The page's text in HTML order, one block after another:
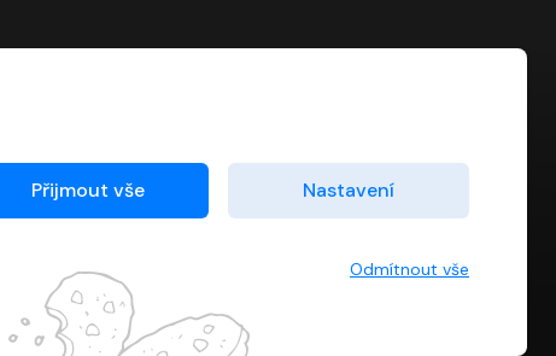
Přijmout vše Nastavení
Odmítnout vše